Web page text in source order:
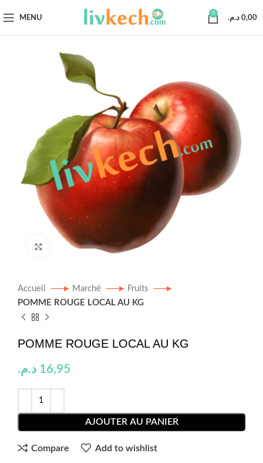
MENU
0
0,00 د.م.
Click to enlarge
Accueil Marché
Fruits
POMME ROUGE LOCAL AU KG
POMME ROUGE LOCAL AU KG
16,95 د.م.
AJOUTER AU PANIER
Compare Add to wishlist